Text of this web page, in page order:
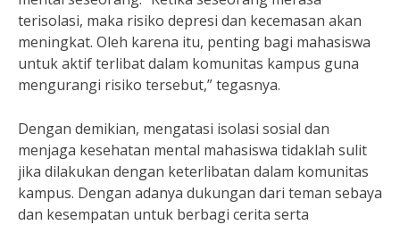
terisolasi, maka risiko depresi dan kecemasan akan
meningkat. Oleh karena itu, penting bagi mahasiswa
untuk aktif terlibat dalam komunitas kampus guna
mengurangi risiko tersebut,” tegasnya.
Dengan demikian, mengatasi isolasi sosial dan
menjaga kesehatan mental mahasiswa tidaklah sulit
jika dilakukan dengan keterlibatan dalam komunitas
kampus. Dengan adanya dukungan dari teman sebaya
dan kesempatan untuk berbagi cerita serta